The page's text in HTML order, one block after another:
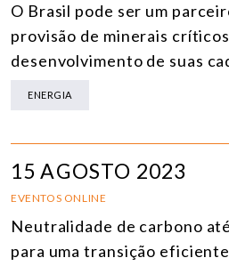
O Brasil pode ser um
provisão de minerais
desenvolvimento de suas
ENERGIA
15 AGOSTO 2023
EVENTOS ONLINE
Neutralidade de carbono
para uma transição